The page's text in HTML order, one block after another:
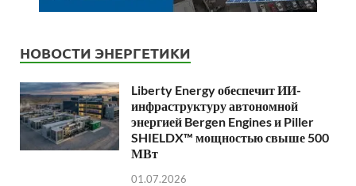
НОВОСТИ ЭНЕРГЕТИКИ
Liberty Energy обеспечит ИИ-
инфраструктуру автономной
энергией Bergen Engines и Piller
SHIELDX™ мощностью свыше 500
МВт
01.07.2026